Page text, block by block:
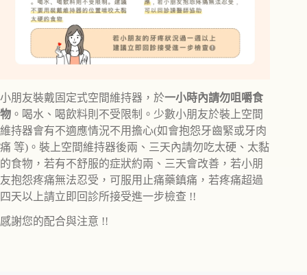
小朋友裝戴固定式空間維持器，於一小時內請勿咀嚼食
物 。喝水、喝飲料則不受限制。少數小朋友於裝上空間
維持器會有不適應情況不用擔心(如會抱怨牙齒緊或牙肉
痛 等)。裝上空間維持器後兩、三天內請勿吃太硬、太黏
的食物，若有不舒服的症狀約兩、三天會改善，若小朋
友抱怨疼痛無法忍受，可服用止痛藥鎮痛，若疼痛超過
四天以上請立即回診所接受進一步檢查 !!
感謝您的配合與注意 !!